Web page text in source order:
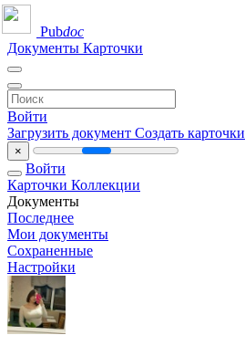
Pubdoc
Документы Карточки
Войти
Загрузить документ Создать карточки
×
Войти
Карточки Коллекции
Документы
Последнее
Мои документы
Сохраненные
Настройки